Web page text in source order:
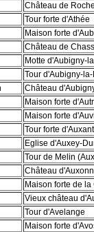
Château de
Tour forte d'Athée
Maison forte
Château de
Motte d'Aubigny-
Tour d'Aubigny-
Château
Maison forte
Maison forte
Tour forte d'Auxant
Eglise d'Auxey-
Tour de Melin
Château
Maison forte de
Vieux château
Tour d'Avelange
Maison forte